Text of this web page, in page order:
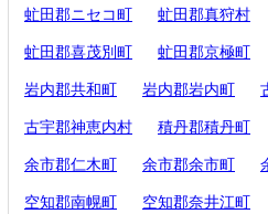
虻田郡ニセコ町 虻田郡真狩村
虻田郡喜茂別町 虻田郡京極町
岩内郡共和町 岩内郡岩内町
古宇郡神恵内村 積丹郡積丹町
余市郡仁木町 余市郡余市町
空知郡南幌町 空知郡奈井江町